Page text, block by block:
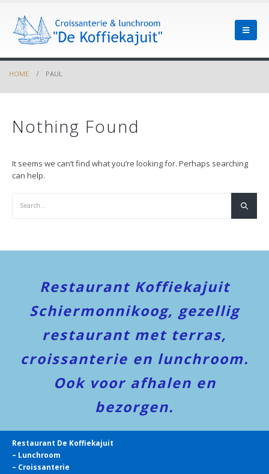
HOME PAUL
Nothing Found
It seems we can’t find what you’re looking for. Perhaps searching
can help.
Restaurant Koffiekajuit
Schiermonnikoog, gezellig
restaurant met terras,
croissanterie en lunchroom.
Ook voor afhalen en
bezorgen.
Restaurant De Koffiekajuit
– Lunchroom
– Croissanterie